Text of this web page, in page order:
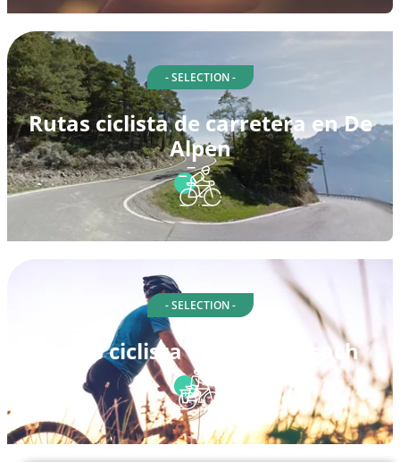
- SELECTION -
Rutas ciclista de carretera en De
Alpen
- SELECTION -
Rutas ciclista en Neuf-Brisach